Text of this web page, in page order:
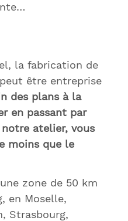
la fabrication de
être entreprise
des plans à la
en passant par
atelier, vous
moins que le
zone de 50 km
en Moselle,
Strasbourg,